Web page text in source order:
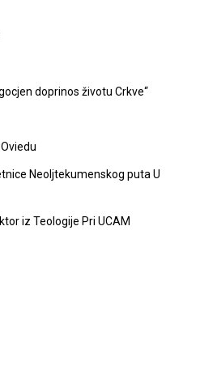
doprinos životu Crkve“
Neoljtekumenskog puta U
iz Teologije Pri UCAM